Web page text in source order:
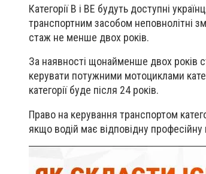
Категорії B і BE будуть доступні
транспортним засобом неповнолітні
стаж не менше двох років.
За наявності щонайменше двох років
керувати потужними мотоциклами
категорії буде після 24 років.
Право на керування транспортом
якщо водій має відповідну професійну